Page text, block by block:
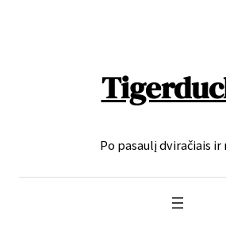
Po pasaulį dviračiais ir